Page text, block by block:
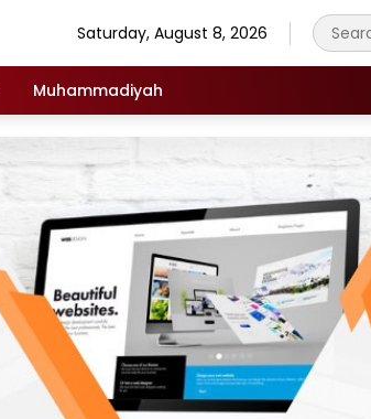
Saturday, August 8, 2026
Muhammadiyah